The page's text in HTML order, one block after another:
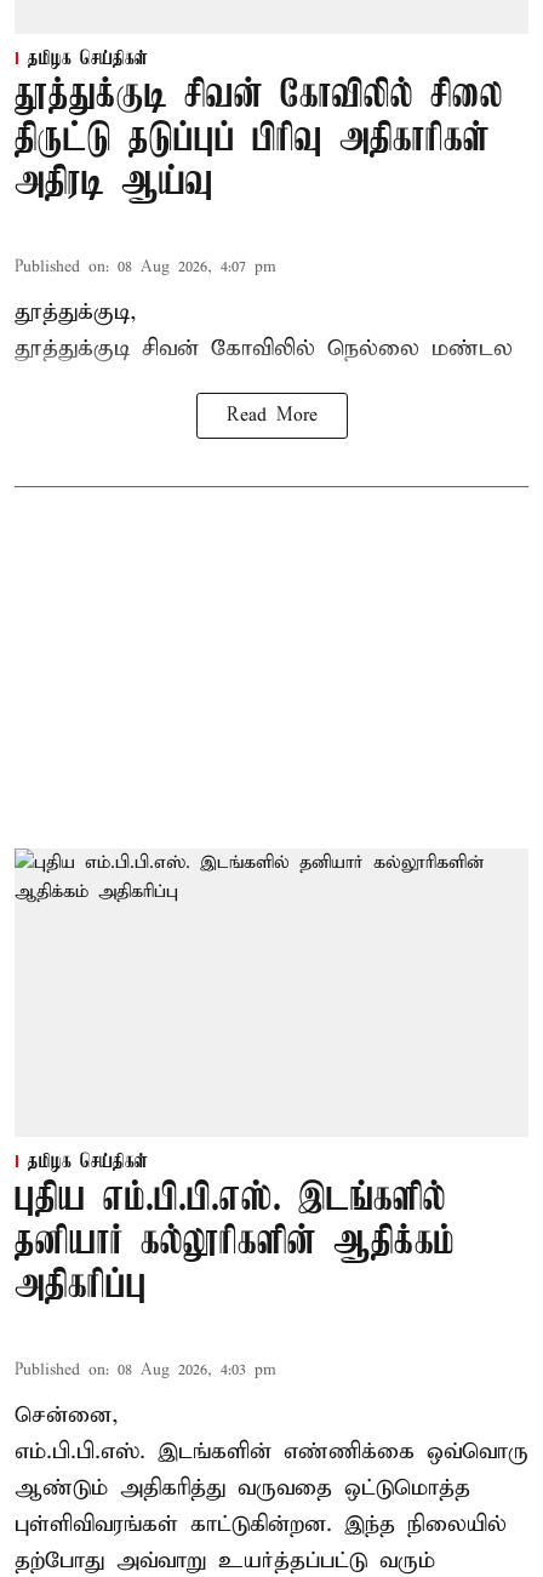
தமிழக செய்திகள்
தூத்துக்குடி சிவன் கோவிலில் சிலை
திருட்டு தடுப்புப் பிரிவு அதிகாரிகள்
அதிரடி ஆய்வு
Published on: 08 Aug 2026, 4:07 pm
தூத்துக்குடி,
தூத்துக்குடி சிவன் கோவிலில் நெல்லை மண்டல
Read More
தமிழக செய்திகள்
புதிய எம்.பி.பி.எஸ். இடங்களில்
தனியார் கல்லூரிகளின் ஆதிக்கம்
அதிகரிப்பு
Published on: 08 Aug 2026, 4:03 pm
சென்னை,
எம்.பி.பி.எஸ். இடங்களின் எண்ணிக்கை ஒவ்வொரு
ஆண்டும் அதிகரித்து வருவதை ஒட்டுமொத்த
புள்ளிவிவரங்கள் காட்டுகின்றன. இந்த நிலையில்
தற்போது அவ்வாறு உயர்த்தப்பட்டு வரும்